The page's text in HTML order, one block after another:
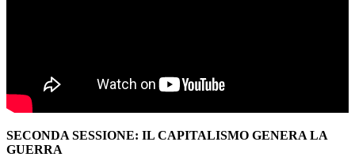
SECONDA SESSIONE: IL CAPITALISMO GENERA LA
GUERRA